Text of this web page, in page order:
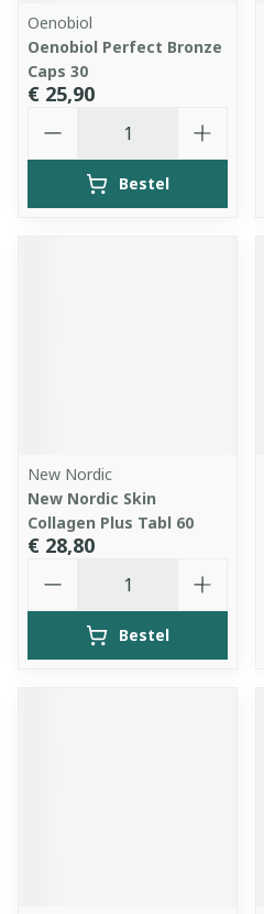
Oenobiol
Oenobiol Perfect Bronze
Caps 30
€ 25,90
Bestel
New Nordic
New Nordic Skin
Collagen Plus Tabl 60
€ 28,80
Bestel